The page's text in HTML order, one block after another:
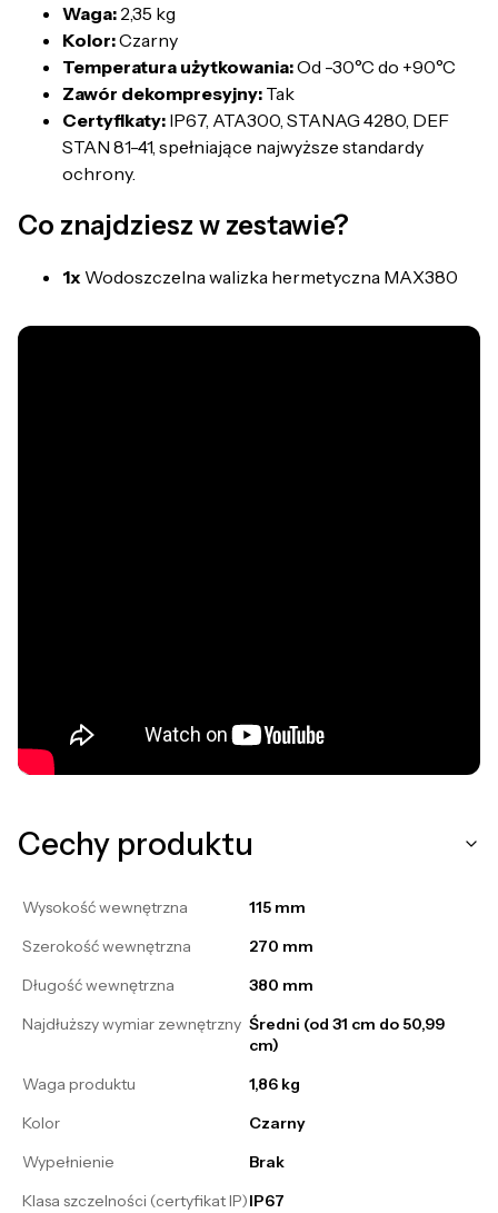
Waga: 2,35 kg
Kolor:Czarny
Temperatura użytkowania:Od -30°C do +90°C
Zawór dekompresyjny: Tak
Certyfikaty: IP67, ATA300, STANAG 4280, DEF
STAN 81-41, spełniające najwyższe standardy
ochrony.
Co znajdziesz w zestawie?
1x Wodoszczelna walizka hermetyczna MAX380
Cechy produktu
Wysokość wewnętrzna
115 mm
Szerokość wewnętrzna
270 mm
Długość wewnętrzna
380 mm
Najdłuższy wymiar zewnętrzny Średni (od 31 cm do 50,99
cm)
Waga produktu
1,86 kg
Kolor
Czarny
Wypełnienie
Brak
Klasa szczelności (certyfikat IP)IP67